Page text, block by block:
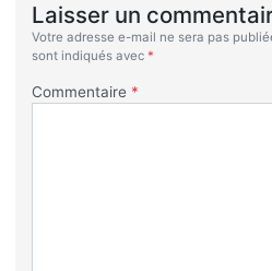
Laisser un
Votre adresse e-mail ne sera pas
sont indiqués avec *
Commentaire *